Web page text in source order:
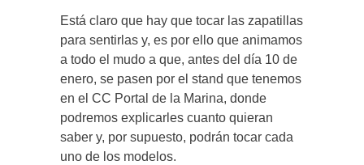
Está claro que hay que tocar las zapatillas
para sentirlas y, es por ello que animamos
a todo el mudo a que, antes del día 10 de
enero, se pasen por el stand que tenemos
en el CC Portal de la Marina, donde
podremos explicarles cuanto quieran
saber y, por supuesto, podrán tocar cada
uno de los modelos.